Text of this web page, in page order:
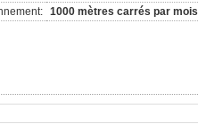
1000 mètres carrés par mois